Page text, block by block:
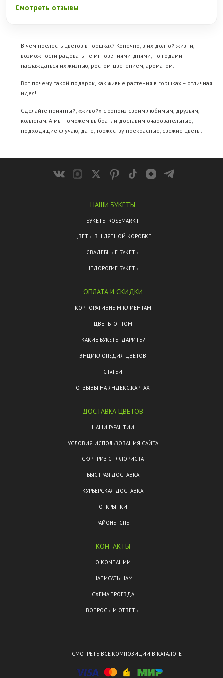
Смотреть отзывы
В чем прелесть цветов в горшках? Конечно, в их долгой жизни,
возможности радовать не мгновениями-днями, но годами
наслаждаться их жизнью, ростом, цветением, ароматом.
Вот почему такой подарок, как живые растения в горшках – отличная
идея!
Сделайте приятный, «живой» сюрприз своим любимым, друзьям,
коллегам. А мы поможем выбрать и доставим очаровательные,
подходящие случаю, дате, торжеству прекрасные, свежие цветы.
НАШИ БУКЕТЫ
БУКЕТЫ ROSEMARKT
ЦВЕТЫ В ШЛЯПНОЙ КОРОБКЕ
СВАДЕБНЫЕ БУКЕТЫ
НЕДОРОГИЕ БУКЕТЫ
ОПЛАТА И СКИДКИ
КОРПОРАТИВНЫМ КЛИЕНТАМ
ЦВЕТЫ ОПТОМ
КАКИЕ БУКЕТЫ ДАРИТЬ?
ЭНЦИКЛОПЕДИЯ ЦВЕТОВ
СТАТЬИ
ОТЗЫВЫ НА ЯНДЕКС.КАРТАХ
ДОСТАВКА ЦВЕТОВ
НАШИ ГАРАНТИИ
УСЛОВИЯ ИСПОЛЬЗОВАНИЯ САЙТА
СЮРПРИЗ ОТ ФЛОРИСТА
БЫСТРАЯ ДОСТАВКА
КУРЬЕРСКАЯ ДОСТАВКА
ОТКРЫТКИ
РАЙОНЫ СПБ
КОНТАКТЫ
О КОМПАНИИ
НАПИСАТЬ НАМ
СХЕМА ПРОЕЗДА
ВОПРОСЫ И ОТВЕТЫ
СМОТРЕТЬ ВСЕ КОМПОЗИЦИИ В КАТАЛОГЕ